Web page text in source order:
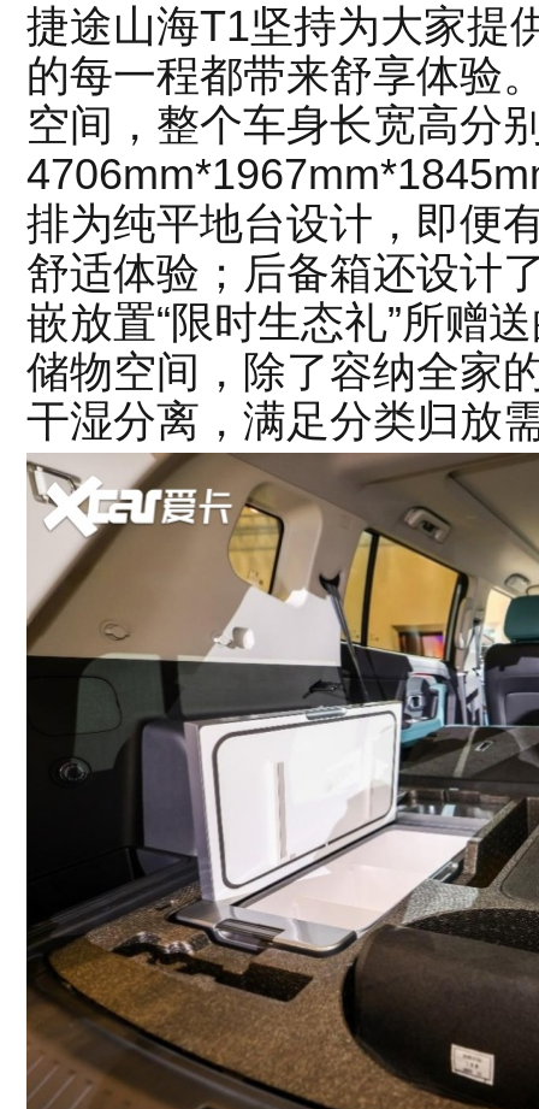
捷途山海T1坚持为大家提
的每一程都带来舒享体验
空间，整个车身长宽高分
排为纯平地台设计，即便
舒适体验；后备箱还设计
嵌放置“限时生态礼”所赠
储物空间，除了容纳全家
干湿分离，满足分类归放